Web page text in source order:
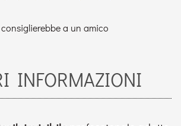
a un amico
INFORMAZIONI